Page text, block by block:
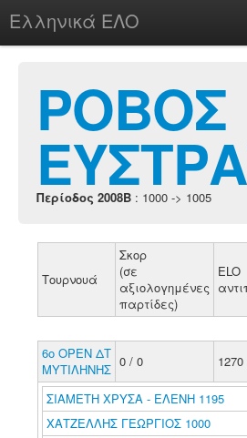
Ελληνικά ΕΛΟ
chesstu.be @ discord
Login
ΡΟΒΟΣ
Περίοδος 2008B : 1000 -> 1005
Τουρνουά
Σκορ
(σε
αξιολογημένες
παρτίδες)
ELO
6ο ΟΡΕΝ ΔΤ
ΜΥΤΙΛΗΝΗΣ 0 / 0 1270
ΣΙΑΜΕΤΗ ΧΡΥΣΑ - ΕΛΕΝΗ 1195
ΧΑΤΖΕΛΛΗΣ ΓΕΩΡΓΙΟΣ 1000